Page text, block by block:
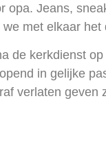
opa. Jeans,
we met elkaar
de kerkdienst
in gelijke
verlaten geven